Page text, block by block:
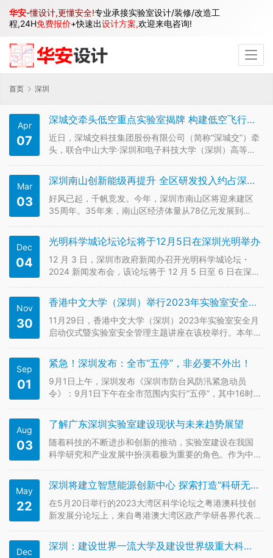
首页 深圳
Apr
07
深城交牵头低空重点实验室揭牌 构建低空飞行全链路智能管控
近日，深城交科技集团股份有限公司（简称“深城交”）牵
头，联合中山大学·深圳和电子科技大学（深圳）高等研
室”正式获批并揭牌。该实验室致力于突破大规模飞行条
件下低空交通的运行效率与安全韧性瓶颈，构建低空飞
行全链路智能管控与安全…
Mar
03
深圳南山创新能级再提升 全区研发投入约占深圳的25%
好风已起，千帆竞发。今年，深圳市南山区将迎来建区
35周年。35年来，南山区经济体量从78亿元发展到
全区研发投入增长到656.19亿元，约占深圳的25%。
“35年来，从政府搭台到市场唱戏，从跟随模仿到并跑领
跑，我们见证…
Dec
04
光明科学城论坛论坛将于12月5日在深圳光明举办
12 月 3 日，深圳市政府新闻办召开光明科学城论坛・
2024 新闻发布会，该论坛将于 12 月 5 日至 6 日在深圳
体会议等，有系列成果发布活动及 7 场平行论坛等，并
与全球招商大会联动。 深圳市发展和改革委…
Nov
30
香港中文大学（深圳）举行2023年实验室安全月启动仪式
11月29日，香港中文大学（深圳）2023年实验室安全月
启动仪式暨实验室安全管理主题讲座在该校举行。本年
11月29日-12月20日期间，通过开展实验室安全主题讲
座、实验室安全应急演练、实验室安全宣传、实验室安
全检查、实验…
Sep
01
紧急！深圳发布：全市“五停”，非必要不外出！
9月1日上午，深圳发布《深圳市防台风防汛紧急动员
令》：9月1日下午在全市范围内实行“五停”，其中16时
课。除抢险人员和民生保障人员外，其他人员切勿随意
外出。全市开放全部避险场所供群众避风避险。具体内
容如下↓ 据深圳市气象…
Aug
03
了解广东深圳实验室建设现状与未来趋势展望
随着科技的不断进步和创新的推动，实验室建设在我国
科学研究和产业发展中扮演着极为重要的角色。作为中
直走在前列。如今，深圳已经成为中国最具活力和创新
力的城市之一，也是全国实验室建设的前沿地带。本文
将从三个方面来介绍广东深圳实验室…
May
22
深圳将建立智慧能源创新中心 探索打造“科研无忧”新机制
在5月20日举行的2023大湾区科学论坛之粤港澳科技创
新发展分论坛上，来自粤港澳大湾区政产学研各界代表
发展”主题，共谋大湾区未来科技创新发展。中国科学院
院士欧阳明高，深圳医学科学院（筹）院长、深圳湾实
Dec 深圳：建设世界一流大学及建设世界级重大科技基础设施集群
华安-懂设计,更懂安全!专业承接实验室设计/装修/改造工
程,24H免费报价+快速出设计方案,欢迎来电咨询!